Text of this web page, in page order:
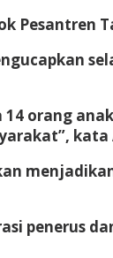
orang
kata
penerus